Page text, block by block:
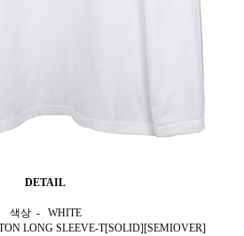
DETAIL
색상 - WHITE
LONG SLEEVE-T[SOLID][SEMIOVER]